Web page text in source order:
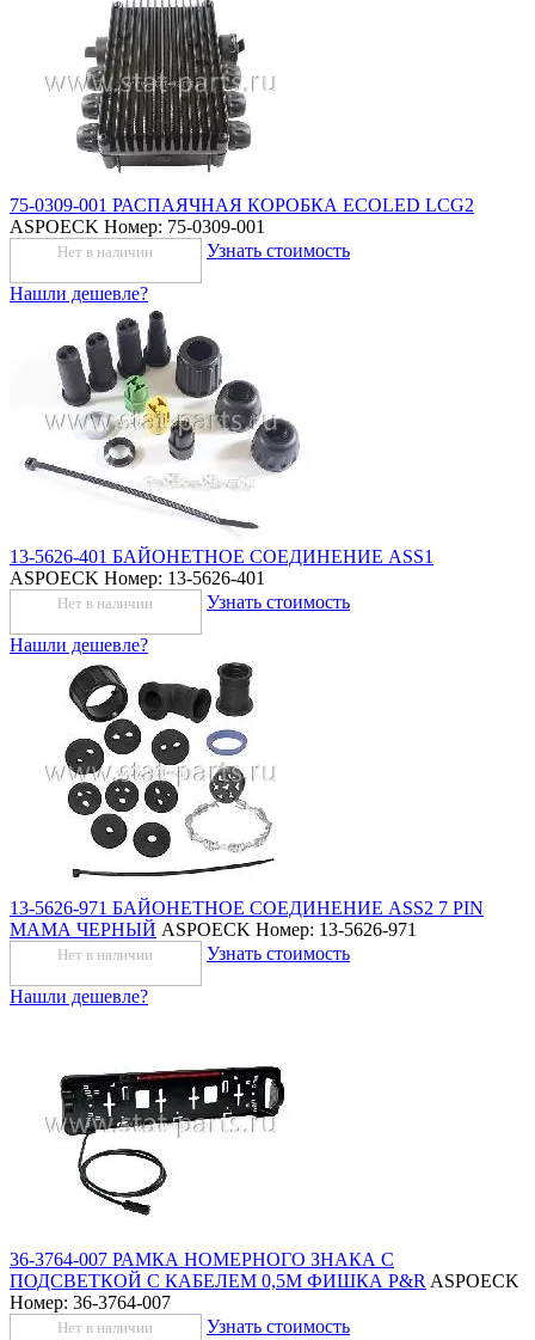
75-0309-001 РАСПАЯЧНАЯ КОРОБКА ECOLED LCG2
ASPOECK Номер: 75-0309-001
Нет в наличии Узнать стоимость
Нашли дешевле?
13-5626-401 БАЙОНЕТНОЕ СОЕДИНЕНИЕ ASS1
ASPOECK Номер: 13-5626-401
Нет в наличии Узнать стоимость
Нашли дешевле?
13-5626-971 БАЙОНЕТНОЕ СОЕДИНЕНИЕ ASS2 7 PIN
МАМА ЧЕРНЫЙ ASPOECK Номер: 13-5626-971
Нет в наличии Узнать стоимость
Нашли дешевле?
36-3764-007 РАМКА НОМЕРНОГО ЗНАКА С
ПОДСВЕТКОЙ С КАБЕЛЕМ 0,5М ФИШКА P&R ASPOECK
Номер: 36-3764-007
Нет в наличии Узнать стоимость